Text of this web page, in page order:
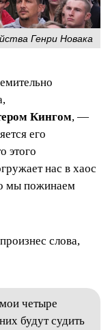
Генри Новака
Кингом, —
его
этого
нас в хаос
мы пожинаем
слова,
четыре
будут судить